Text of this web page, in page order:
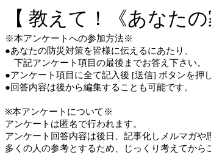
【 教えて！《あなた
※本アンケートへの参加方法※
●あなたの防災対策を皆様に伝えるにあたり、
下記アンケート項目の最後までお答え下さい。
●アンケート項目に全て記入後 [送信] ボタンを押
●回答内容は後から編集することも可能です。
※本アンケートについて※
アンケートは匿名で行われます。
アンケート回答内容は後日、記事化しメルマガや
多くの人の参考とするため、じっくり考えてから